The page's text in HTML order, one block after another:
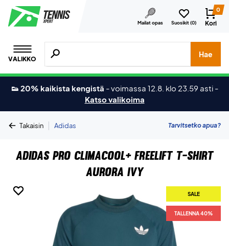
Mailat opas Suosikit (0)
0
Kori
VALIKKO
Hae tuotteita, merkkejä jne.
Hae
👟 20% kaikista kengistä -voimassa 12.8. klo 23.59 asti -
Katso valikoima
Takaisin | Adidas Tarvitsetko apua?
Adidas Pro Climacool+ FreeLift T-shirt
Aurora Ivy
SALE
TALLENNA 40%
SALE
TALLENNA 40%
SALE
TALLENNA 40%